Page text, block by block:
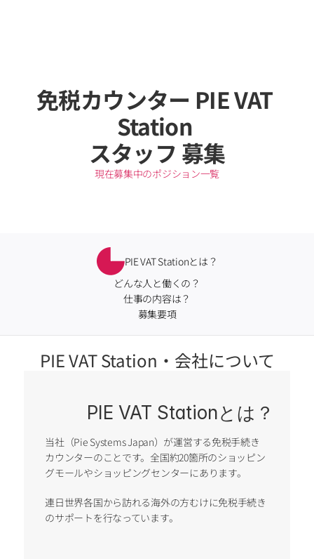
免税カウンター PIE VAT
Station
スタッフ 募集
現在募集中のポジション一覧
PIE VAT Stationとは？
どんな人と働くの？
仕事の内容は？
募集要項
PIE VAT Station・会社について
PIE VAT Stationとは？
当社（Pie Systems Japan）が運営する免税手続き
カウンターのことです。全国約20箇所のショッピン
グモールやショッピングセンターにあります。
連日世界各国から訪れる海外の方むけに免税手続き
のサポートを行なっています。